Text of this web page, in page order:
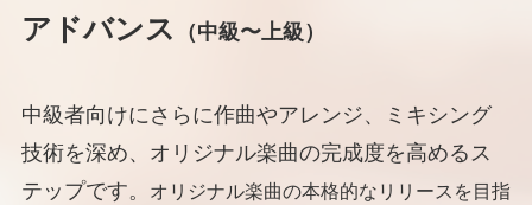
アドバンス （中級〜上級）
中級者向けにさらに作曲やアレンジ、ミキシング
技術を深め、オリジナル楽曲の完成度を高めるス
テップです。
オリジナル楽曲の本格的なリリースを目指